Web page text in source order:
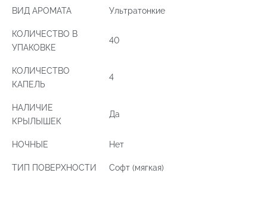
ВИД АРОМАТА Ультратонкие
КОЛИЧЕСТВО В
УПАКОВКЕ
40
КОЛИЧЕСТВО
КАПЕЛЬ
4
НАЛИЧИЕ
КРЫЛЫШЕК
Да
НОЧНЫЕ Нет
ТИП ПОВЕРХНОСТИ Софт (мягкая)